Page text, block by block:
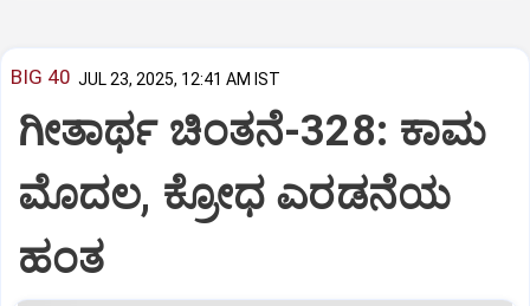
BIG 40 JUL 23, 2025, 12:41 AM IST
ಗೀತಾರ್ಥ ಚಿಂತನೆ-328: ಕಾಮ
ಮೊದಲ, ಕ್ರೋಧ ಎರಡನೆಯ
ಹಂತ